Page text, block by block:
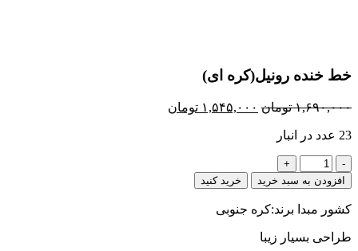
خط خنده رونیل(کره ای)
۱,۶۹۰,۰۰۰ تومان قیمت
۱,۵۴۵,۰۰۰ تومان
23 عدد در انبار
خط
خنده
رونیل(کره
ای)
افزودن به سبد خرید خرید کنید
کشور مبدا برند:کره جنوبی
طراحی بسیار زیبا